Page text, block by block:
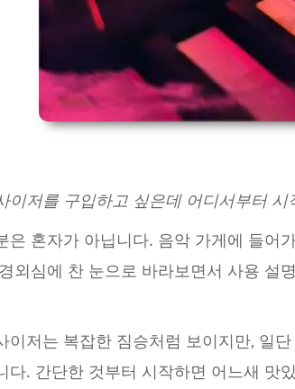
이저를 구입하고 싶은데 어디서부터
은 혼자가 아닙니다. 음악 가게에 들어
외심에 찬 눈으로 바라보면서 사용 설
이저는 복잡한 짐승처럼 보이지만, 일
다. 간단한 것부터 시작하면 어느새 맛